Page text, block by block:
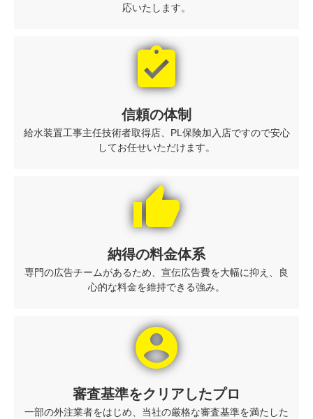
応いたします。
assignment_turned_in
信頼の体制
給水装置工事主任技術者取得店、PL保険加入店ですので安心
してお任せいただけます。
thumb_up
納得の料金体系
専門の広告チームがあるため、宣伝広告費を大幅に抑え、良
心的な料金を維持できる強み。
account_circle
審査基準をクリアしたプロ
一部の外注業者をはじめ、当社の厳格な審査基準を満たした